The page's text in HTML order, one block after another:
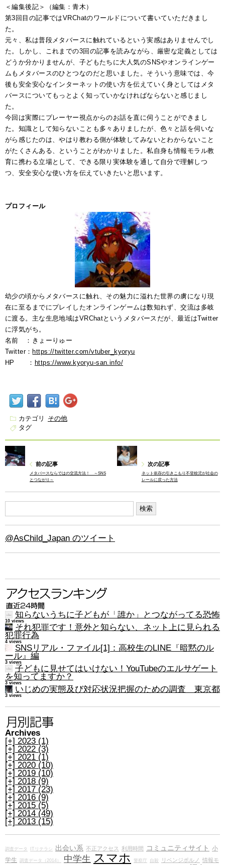
＜編集後記＞（編集：青木）
第3回目の記事ではVRChatのワールドについて書いていただきまし
た。
元々、私は普段メタバースに触れているという実感はありませんでし
た。しかし、これまでの3回の記事を読みながら、厳密な定義としては
どうか分かりませんが、子どもたちに大人気のSNSやオンラインゲー
ムもメタバースのひとつなのだと思いました。そういう意味では、今
後も安全安心なインターネットの使い方を伝えていく身としてはメタ
バースについてもっとよく知っていかなければならないと感じまし
た。
今回は実際にプレーヤー視点からのお話を直に伺うことができまし
た。知識として知らないことも多々ありましたが、色々と話を伺いな
がら感じたのは、やはり教わる側が体験してみないとわからないこと
がたくさんある、ということがわかりました。私自身も情報モラル教
育に携わる立場として、できる限り実体験を通して自分で理解しつ
つ、安全安心な使い方を伝えていきたいと思います。
プロフィール
幼少の頃からメタバースに触れ、その魅力に溢れた世界の虜になり 現
在に至るまでにプレイしたオンラインゲームは数知れず、交流は多岐
に渡る。 主な生息地域はVRChatというメタバースだが、最近はTwitter
に浮気がち。
名前 ：きょーりゅー
Twitter： https://twitter.com/vtuber_kyoryu
HP ： https://www.kyoryu-san.info/
カテゴリ
その他
タグ
前の記事
メタバースならではの交流方法！ ～SNS
とつながり～
次の記事
ネット依存の引きこもり不登校児が社会の
レールに戻った方法
@AsChild_Japan のツイート
知らないうちに子どもが「誰か」とつながってる恐怖
10 views
それ犯罪です！意外と知らない、ネット上に見られる
犯罪行為
4 views
SNSリアル・ファイル[1]：高校生のLINE『暗黙のル
ール』編
3 views
子どもに見せてはいけない！YouTubeのエルサゲート
を知ってますか？
3 views
いじめの実態及び対応状況把握のための調査 東京都
3 views
Archives
[+] 2023 (1)
[+] 2022 (3)
[+] 2021 (1)
[+] 2020 (10)
[+] 2019 (10)
[+] 2018 (9)
[+] 2017 (23)
[+] 2016 (9)
[+] 2015 (5)
[+] 2014 (49)
[+] 2013 (15)
調査データ ITリテラシ 出会い系 不正アクセス 利用時間 コミュニティサイト 小
学生 調査データ（2014） 中学生 スマホ 警察庁 自殺 リベンジポルノ 情報モ